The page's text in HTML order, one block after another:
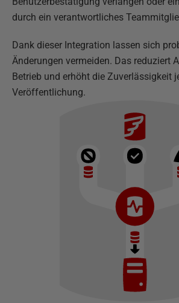
durch ein verantwortliches
Dank dieser Integration lassen sich
Änderungen vermeiden. Das reduziert
Betrieb und erhöht die Zuverlässigkeit
Veröffentlichung.